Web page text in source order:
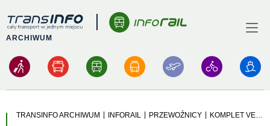
Logo
ARCHIWUM
Menu
TRANSINFO ARCHIWUM | INFORAIL | PRZEWOŹNICY | KOMPLET VECTRONÓW W PKP CARGO, PORA NA PKP INTERCITY?